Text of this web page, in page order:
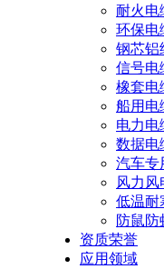
耐火电
环保电
钢芯铝
信号电
橡套电
船用电
电力电
数据电
汽车专
风力风
低温耐
防鼠防
资质荣誉
应用领域